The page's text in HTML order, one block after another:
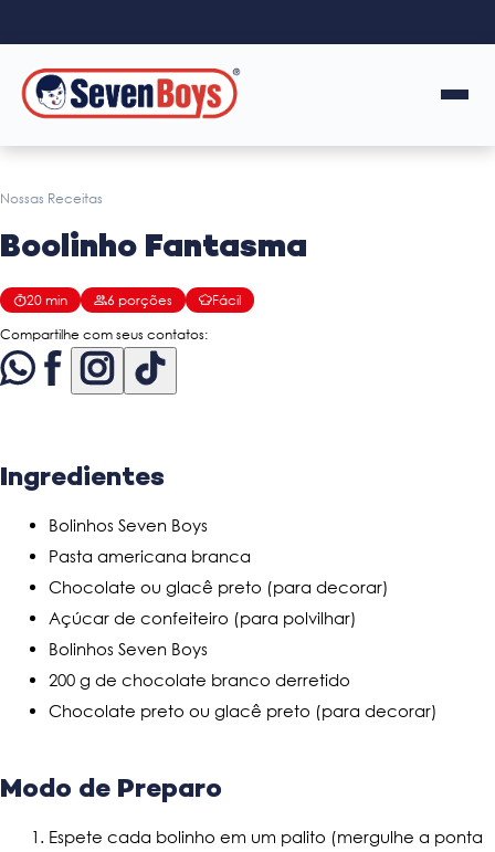
Nossas Receitas
Boolinho Fantasma
20 min 6 porções Fácil
Compartilhe com seus contatos:
Ingredientes
Bolinhos Seven Boys
Pasta americana branca
Chocolate ou glacê preto (para decorar)
Açúcar de confeiteiro (para polvilhar)
Bolinhos Seven Boys
200 g de chocolate branco derretido
Chocolate preto ou glacê preto (para decorar)
Modo de Preparo
Espete cada bolinho em um palito (mergulhe a ponta